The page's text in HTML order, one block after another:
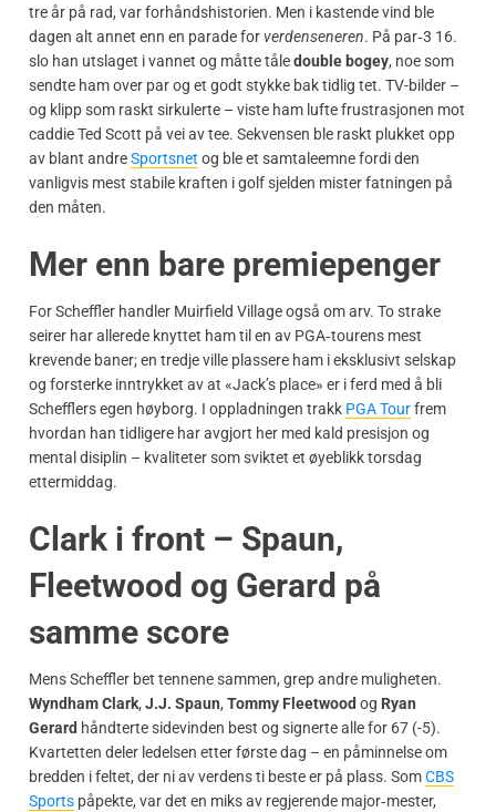
tre år på rad, var forhåndshistorien. Men i kastende vind ble
dagen alt annet enn en parade forverdenseneren. På par‑3 16.
slo han utslaget i vannet og måtte tåledouble bogey, noe som
sendte ham over par og et godt stykke bak tidlig tet. TV-bilder –
og klipp som raskt sirkulerte – viste ham lufte frustrasjonen mot
caddie Ted Scott på vei av tee. Sekvensen ble raskt plukket opp
av blant andreSportsnet og ble et samtaleemne fordi den
vanligvis mest stabile kraften i golf sjelden mister fatningen på
den måten.
Mer enn bare premiepenger
For Scheffler handler Muirfield Village også om arv. To strake
seirer har allerede knyttet ham til en av PGA‑tourens mest
krevende baner; en tredje ville plassere ham i eksklusivt selskap
og forsterke inntrykket av at «Jack’s place» er i ferd med å bli
Schefflers egen høyborg. I oppladningen trakk PGA Tourfrem
hvordan han tidligere har avgjort her med kald presisjon og
mental disiplin – kvaliteter som sviktet et øyeblikk torsdag
ettermiddag.
Clark i front – Spaun,
Fleetwood og Gerard på
samme score
Mens Scheffler bet tennene sammen, grep andre muligheten.
Wyndham Clark, J.J. Spaun, Tommy Fleetwood og Ryan
Gerard håndterte sidevinden best og signerte alle for 67 (-5).
Kvartetten deler ledelsen etter første dag – en påminnelse om
bredden i feltet, der ni av verdens ti beste er på plass. SomCBS
Sports påpekte, var det en miks av regjerende major‑mester,